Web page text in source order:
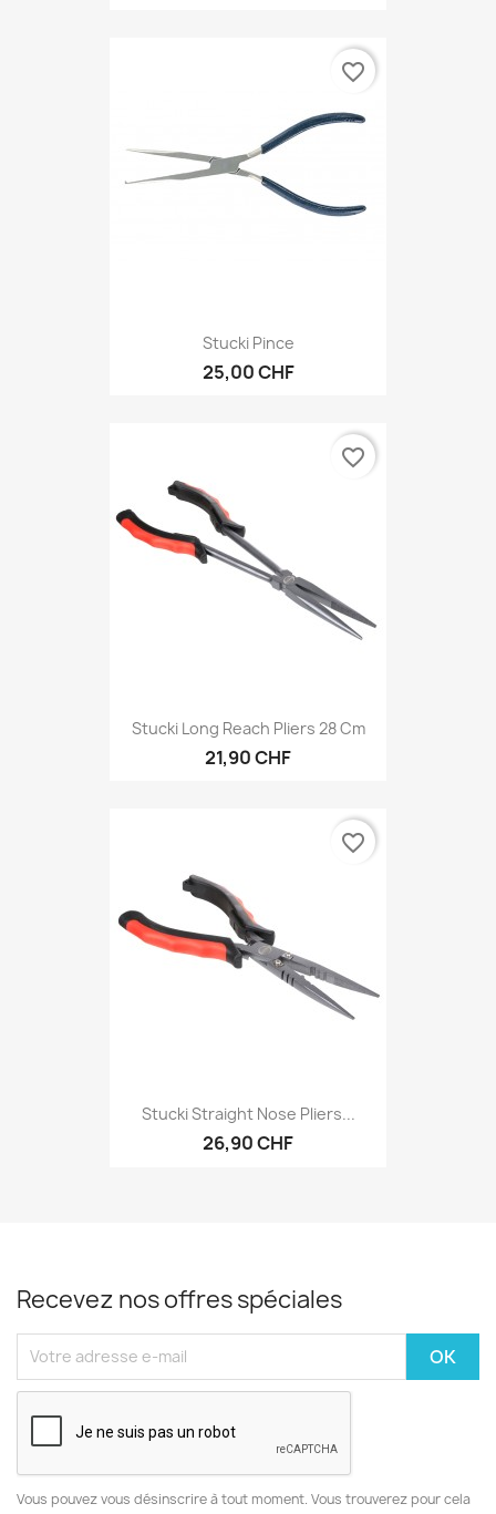
Stucki Pince
25,00 CHF
favorite_border
Stucki Long Reach Pliers 28 Cm
21,90 CHF
favorite_border
Stucki Straight Nose Pliers...
26,90 CHF
favorite_border
Recevez nos offres spéciales
Vous pouvez vous désinscrire à tout moment. Vous trouverez pour cela